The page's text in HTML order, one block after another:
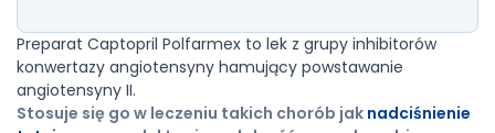
Preparat Captopril Polfarmex to lek z grupy inhibitorów
konwertazy angiotensyny hamujący powstawanie
angiotensyny II.
Stosuje się go w leczeniu takich chorób jak nadciśnienie